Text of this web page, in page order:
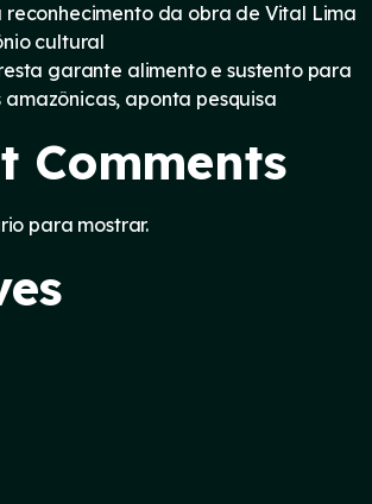
da obra de Vital Lima
cultural
garante alimento e sustento para
aponta pesquisa
Comments
para mostrar.